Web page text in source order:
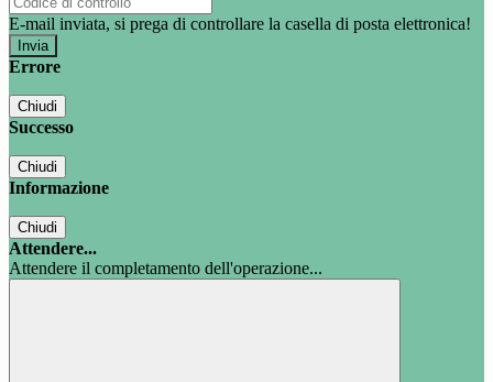
E-mail inviata, si prega di controllare la casella di posta elettronica!
Errore
Chiudi
Successo
Chiudi
Informazione
Chiudi
Attendere...
Attendere il completamento dell'operazione...